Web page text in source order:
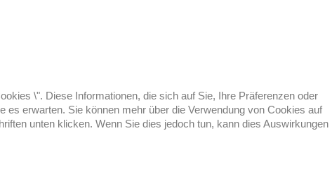
\". Diese Informationen, die sich auf Sie, Ihre Präferenzen oder
erwarten. Sie können mehr über die Verwendung von Cookies auf
unten klicken. Wenn Sie dies jedoch tun, kann dies Auswirkungen